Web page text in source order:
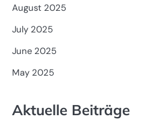
August 2025
July 2025
June 2025
May 2025
Aktuelle Beiträge